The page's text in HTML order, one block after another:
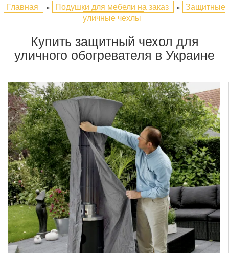
Главная » Подушки для мебели на заказ » Защитные
уличные чехлы
Купить защитный чехол для
уличного обогревателя в Украине